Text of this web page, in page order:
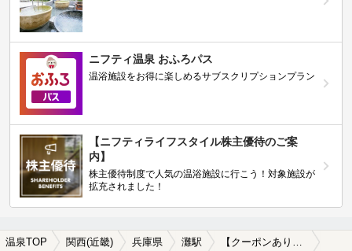
ニフティ温泉 おふろパス
温浴施設をお得に楽しめるサブスクリプションプラン
【ニフティライフスタイル株主優待のご案
内】
株主優待制度で人気の温浴施設に行こう！対象施設が
拡充されました！
温泉TOP 関西(近畿) 兵庫県 灘駅